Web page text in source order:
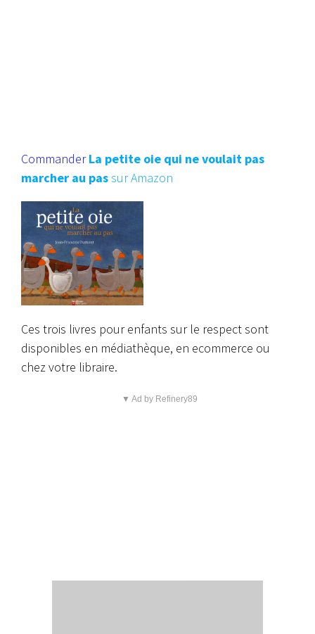
Commander La petite oie qui ne voulait pas
marcher au passur Amazon
Ces trois livres pour enfants sur le respect sont
disponibles en médiathèque, en ecommerce ou
chez votre libraire.
▼ Ad by Refinery89